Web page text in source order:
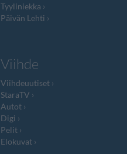
Tyyliniekka
Päivän Lehti
Viihde
Viihdeuutiset
StaraTV
Autot
Digi
Pelit
Elokuvat